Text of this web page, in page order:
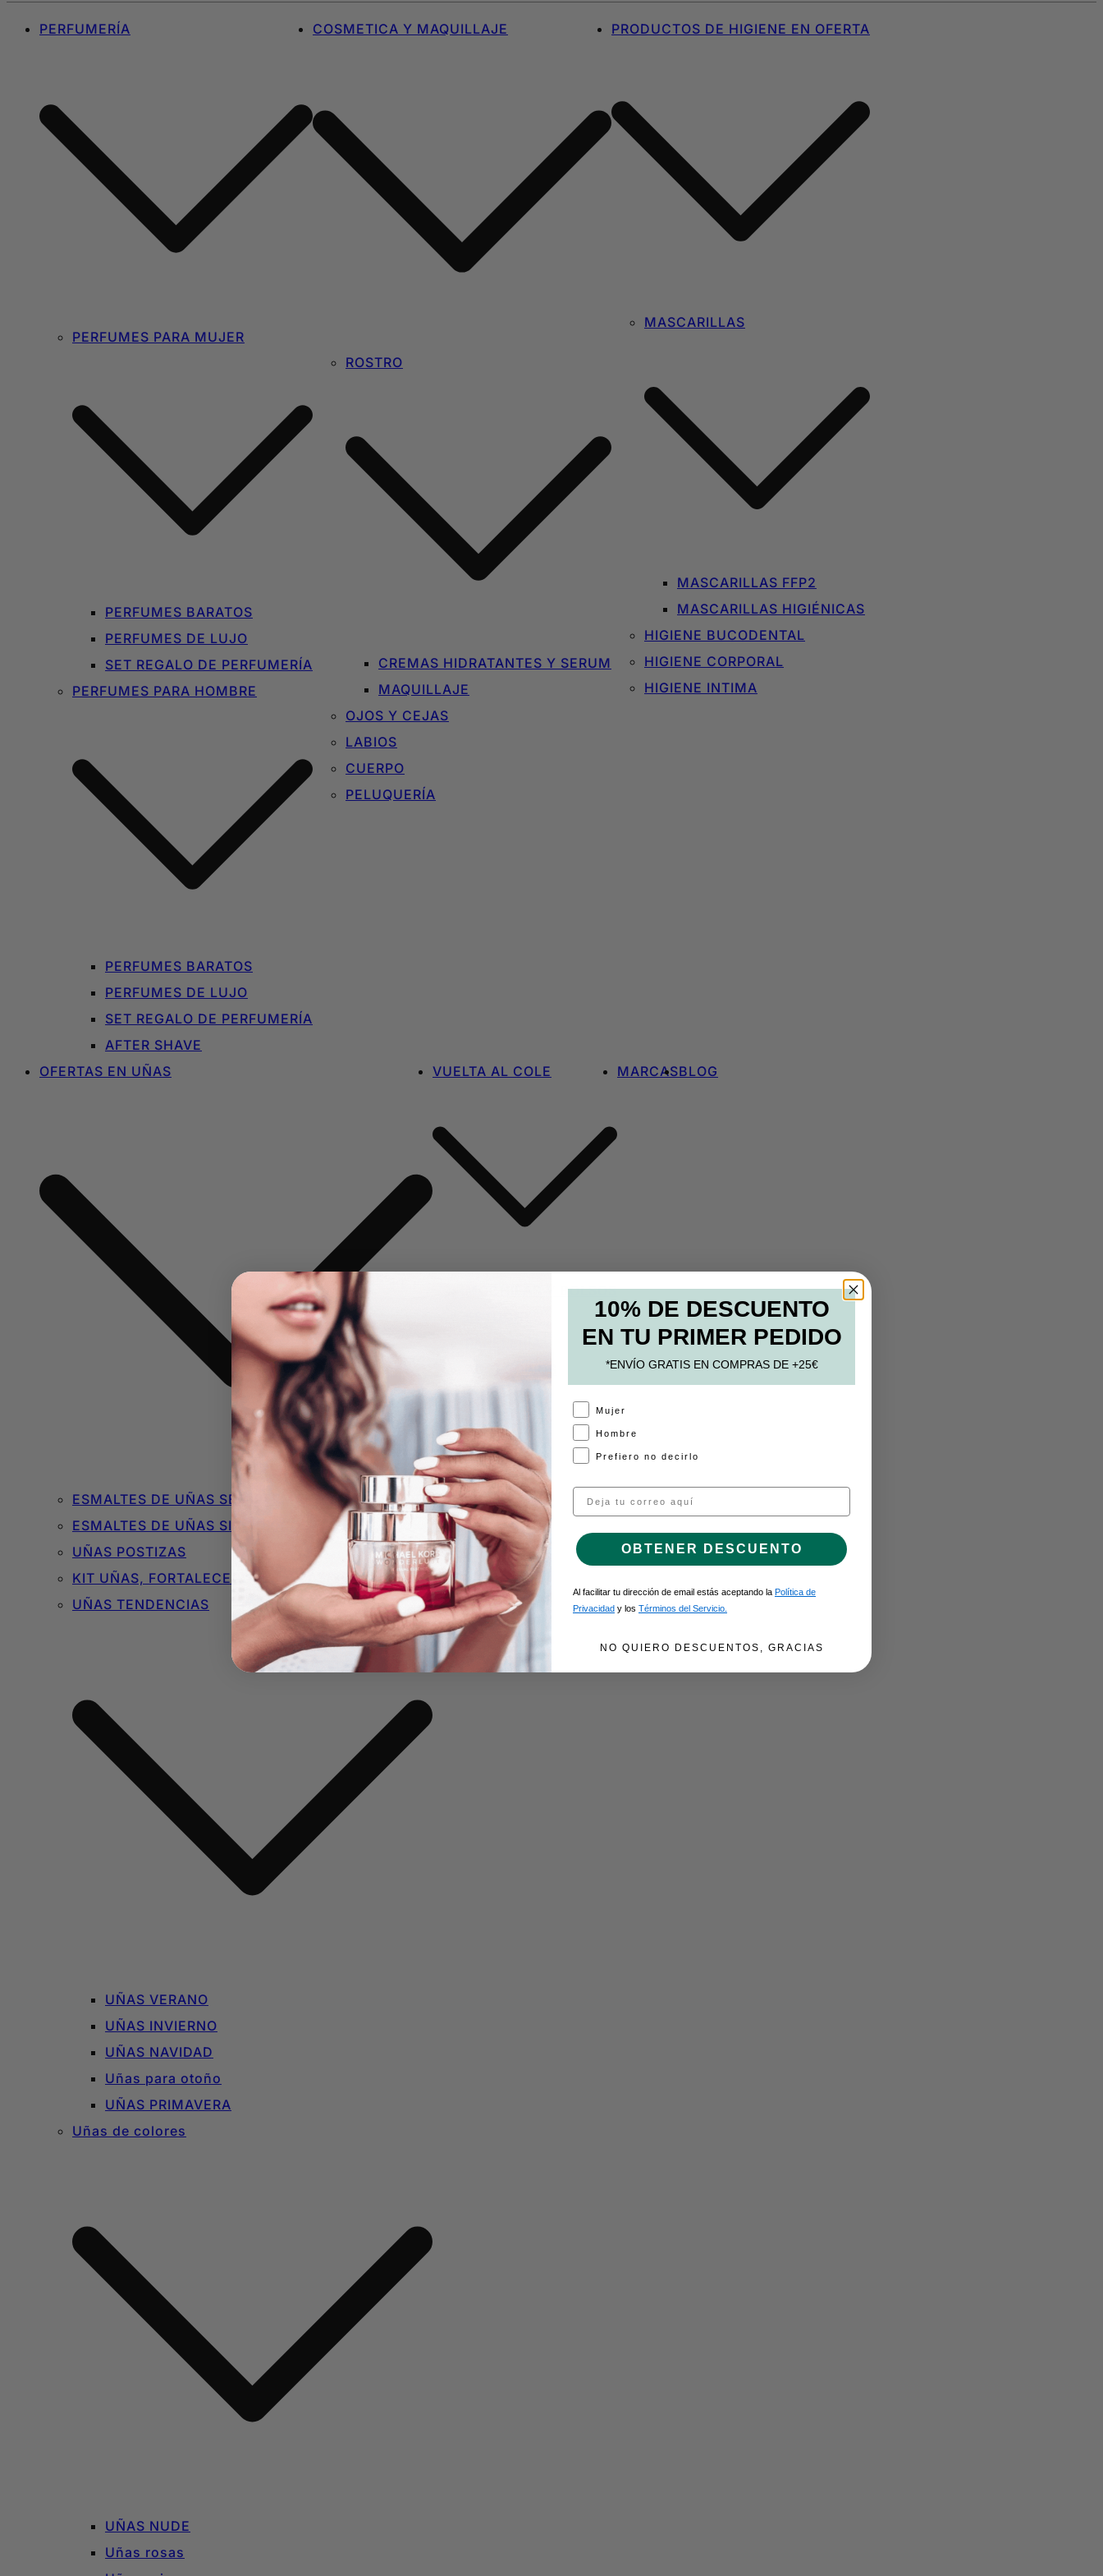
PERFUMERÍA
PERFUMES PARA MUJER
PERFUMES BARATOS
PERFUMES DE LUJO
SET REGALO DE PERFUMERÍA
PERFUMES PARA HOMBRE
PERFUMES BARATOS
PERFUMES DE LUJO
SET REGALO DE PERFUMERÍA
AFTER SHAVE
COSMETICA Y MAQUILLAJE
ROSTRO
CREMAS HIDRATANTES Y SERUM
MAQUILLAJE
OJOS Y CEJAS
LABIOS
CUERPO
PELUQUERÍA
PRODUCTOS DE HIGIENE EN OFERTA
MASCARILLAS
MASCARILLAS FFP2
MASCARILLAS HIGIÉNICAS
HIGIENE BUCODENTAL
HIGIENE CORPORAL
HIGIENE INTIMA
OFERTAS EN UÑAS
ESMALTES DE UÑAS SEMIPERMANENTES O DE GEL
ESMALTES DE UÑAS SIN TÓXICOS
UÑAS POSTIZAS
KIT UÑAS, FORTALECEDORES Y BÁSICOS
UÑAS TENDENCIAS
UÑAS VERANO
UÑAS INVIERNO
UÑAS NAVIDAD
Uñas para otoño
UÑAS PRIMAVERA
Uñas de colores
UÑAS NUDE
Uñas rosas
VUELTA AL COLE
MOCHILAS Y BOLSOS
MARCASBLOG
10% DE DESCUENTO
EN TU PRIMER PEDIDO
*ENVÍO GRATIS EN COMPRAS DE +25€
A Mujer
Hombre
Prefiero no decirlo
Email
OBTENER DESCUENTO
Al facilitar tu dirección de email estás aceptando la Política de
Privacidad y los Términos del Servicio.
NO QUIERO DESCUENTOS, GRACIAS